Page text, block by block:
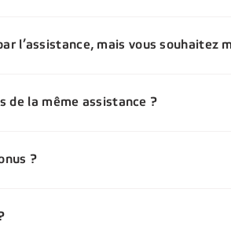
l’assistance, mais vous souhaitez
de la même assistance ?
?